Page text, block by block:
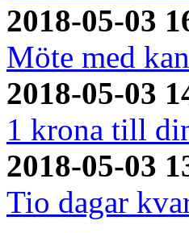
2018-05-03
Möte med
2018-05-03
1 krona till
2018-05-03
Tio dagar